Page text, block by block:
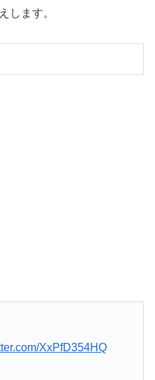
します。
XxPfD354HQ